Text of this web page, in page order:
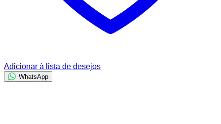
Adicionar à lista de desejos
WhatsApp